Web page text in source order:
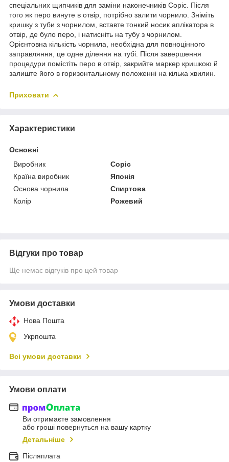
спеціальних щипчиків для заміни наконечників Copic. Після
того як перо винуте в отвір, потрібно залити чорнило. Зніміть
кришку з туби з чорнилом, вставте тонкий носик аплікатора в
отвір, де було перо, і натисніть на тубу з чорнилом.
Орієнтовна кількість чорнила, необхідна для повноцінного
заправляння, це одне ділення на тубі. Після завершення
процедури помістіть перо в отвір, закрийте маркер кришкою й
залиште його в горизонтальному положенні на кілька хвилин.
Приховати
Характеристики
Основні
Виробник
Copic
Країна виробник
Японія
Основа чорнила
Спиртова
Колір
Рожевий
Відгуки про товар
Ще немає відгуків про цей товар
Умови доставки
Нова Пошта
Укрпошта
Всі умови доставки
Умови оплати
Ви отримаєте замовлення
або гроші повернуться на вашу картку
Детальніше
Післяплата